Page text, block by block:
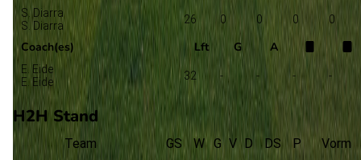
S. Diarra
S. Diarra
26 0 0 0 0
Coach(es) Lft G A
E. Eide
E. Eide
32 - - - -
H2H Stand
Team GS W G V D DS P Vorm